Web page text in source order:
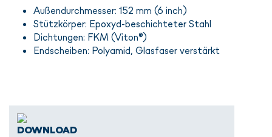
Außendurchmesser: 152 mm (6 inch)
Stützkörper: Epoxyd-beschichteter Stahl
Dichtungen: FKM (Viton®)
Endscheiben: Polyamid, Glasfaser verstärkt